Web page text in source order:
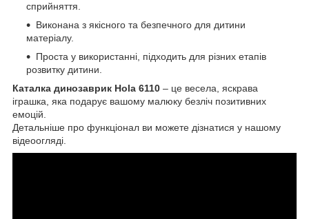
сприйняття.
Виконана з якісного та безпечного для дитини
матеріалу.
Проста у використанні, підходить для різних етапів
розвитку дитини.
Каталка динозаврик Hola 6110 – це весела, яскрава
іграшка, яка подарує вашому малюку безліч позитивних
емоцій.
Детальніше про функціонал ви можете дізнатися у нашому
відеоогляді.